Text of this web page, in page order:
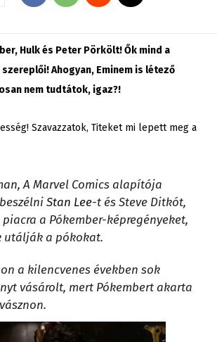
Hulk és Peter Pörkölt! Ők mind a
Ahogyan, Eminem is létező
nem tudtátok, igaz?!
Szavazzatok, Titeket mi lepett meg a
A Marvel Comics alapítója
Stan Lee-t és Steve Ditkót,
a Pókember-képregényeket,
utálják a pókokat.
a kilencvenes években sok
vásárolt, mert Pókembert akarta